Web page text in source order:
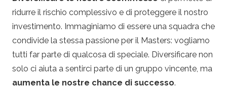
ridurre il rischio complessivo e di proteggere il nostro
investimento. Immaginiamo di essere una squadra che
condivide la stessa passione per il Masters: vogliamo
tutti far parte di qualcosa di speciale. Diversificare non
solo ci aiuta a sentirci parte di un gruppo vincente, ma
aumenta le nostre chance di successo.